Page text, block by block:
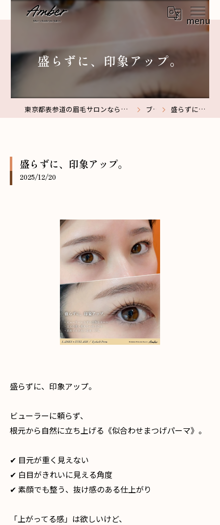
盛らずに、印象アップ。
東京都表参道の眉毛サロンなら【メンズ眉毛サロン】Amber表参道 ブログ 盛らずに、印象アップ。
盛らずに、印象アップ。
2025/12/20
盛らずに、印象アップ。
ビューラーに頼らず、
根元から自然に立ち上げる《似合わせまつげパーマ》。
✔︎ 目元が重く見えない
✔︎ 白目がきれいに見える角度
✔︎ 素顔でも整う、抜け感のある仕上がり
「上がってる感」は欲しいけど、